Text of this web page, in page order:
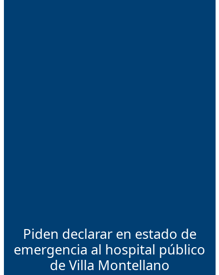
Piden declarar en estado de
emergencia al hospital público
de Villa Montellano